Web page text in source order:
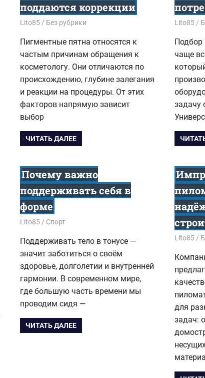
поддаются коррекции
30.12.2025
Lito85 Без рубрики
Пигментные пятна относятся к
частым причинам обращения к
косметологу. Они отличаются по
происхождению, глубине залегания
и реакции на процедуры. От этих
факторов напрямую зависит
выбор
ЧИТАТЬ ДАЛЕЕ
Lito85
Подбор
чаще
задачу
Почему важно
поддерживать себя в
форме
26.10.2025
Lito85 Спорт
Поддерживать тело в тонусе —
значит заботиться о своём
здоровье, долголетии и внутренней
гармонии. В современном мире,
где большую часть времени мы
проводим сидя —
ЧИТАТЬ ДАЛЕЕ
Lito85
для
задач: